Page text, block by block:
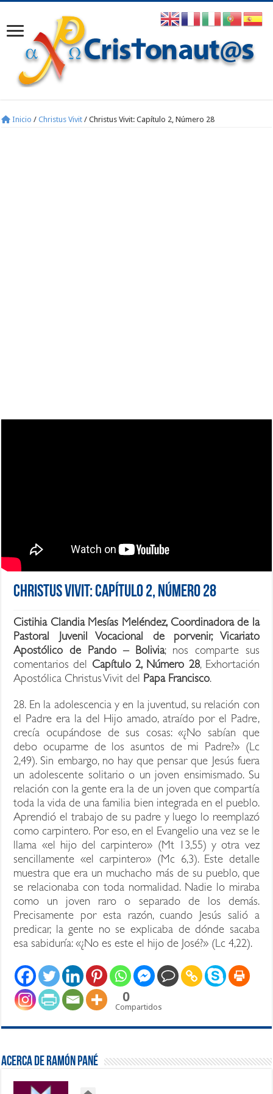
Inicio / Christus Vivit / Christus Vivit: Capítulo 2, Número 28
Christus Vivit: Capítulo 2, Número 28
Cistihia Clandia Mesías Meléndez, Coordinadora de la
Pastoral Juvenil Vocacional de porvenir, Vicariato
Apostólico de Pando – Bolivia; nos comparte sus
comentarios del Capítulo 2, Número 28, Exhortación
Apostólica Christus Vivit del Papa Francisco.
28. En la adolescencia y en la juventud, su relación con
el Padre era la del Hijo amado, atraído por el Padre,
crecía ocupándose de sus cosas: «¿No sabían que
debo ocuparme de los asuntos de mi Padre?» (Lc
2,49). Sin embargo, no hay que pensar que Jesús fuera
un adolescente solitario o un joven ensimismado. Su
relación con la gente era la de un joven que compartía
toda la vida de una familia bien integrada en el pueblo.
Aprendió el trabajo de su padre y luego lo reemplazó
como carpintero. Por eso, en el Evangelio una vez se le
llama «el hijo del carpintero» (Mt 13,55) y otra vez
sencillamente «el carpintero» (Mc 6,3). Este detalle
muestra que era un muchacho más de su pueblo, que
se relacionaba con toda normalidad. Nadie lo miraba
como un joven raro o separado de los demás.
Precisamente por esta razón, cuando Jesús salió a
predicar, la gente no se explicaba de dónde sacaba
esa sabiduría: «¿No es este el hijo de José?» (Lc 4,22).
0
Compartidos
Acerca de Ramón Pané